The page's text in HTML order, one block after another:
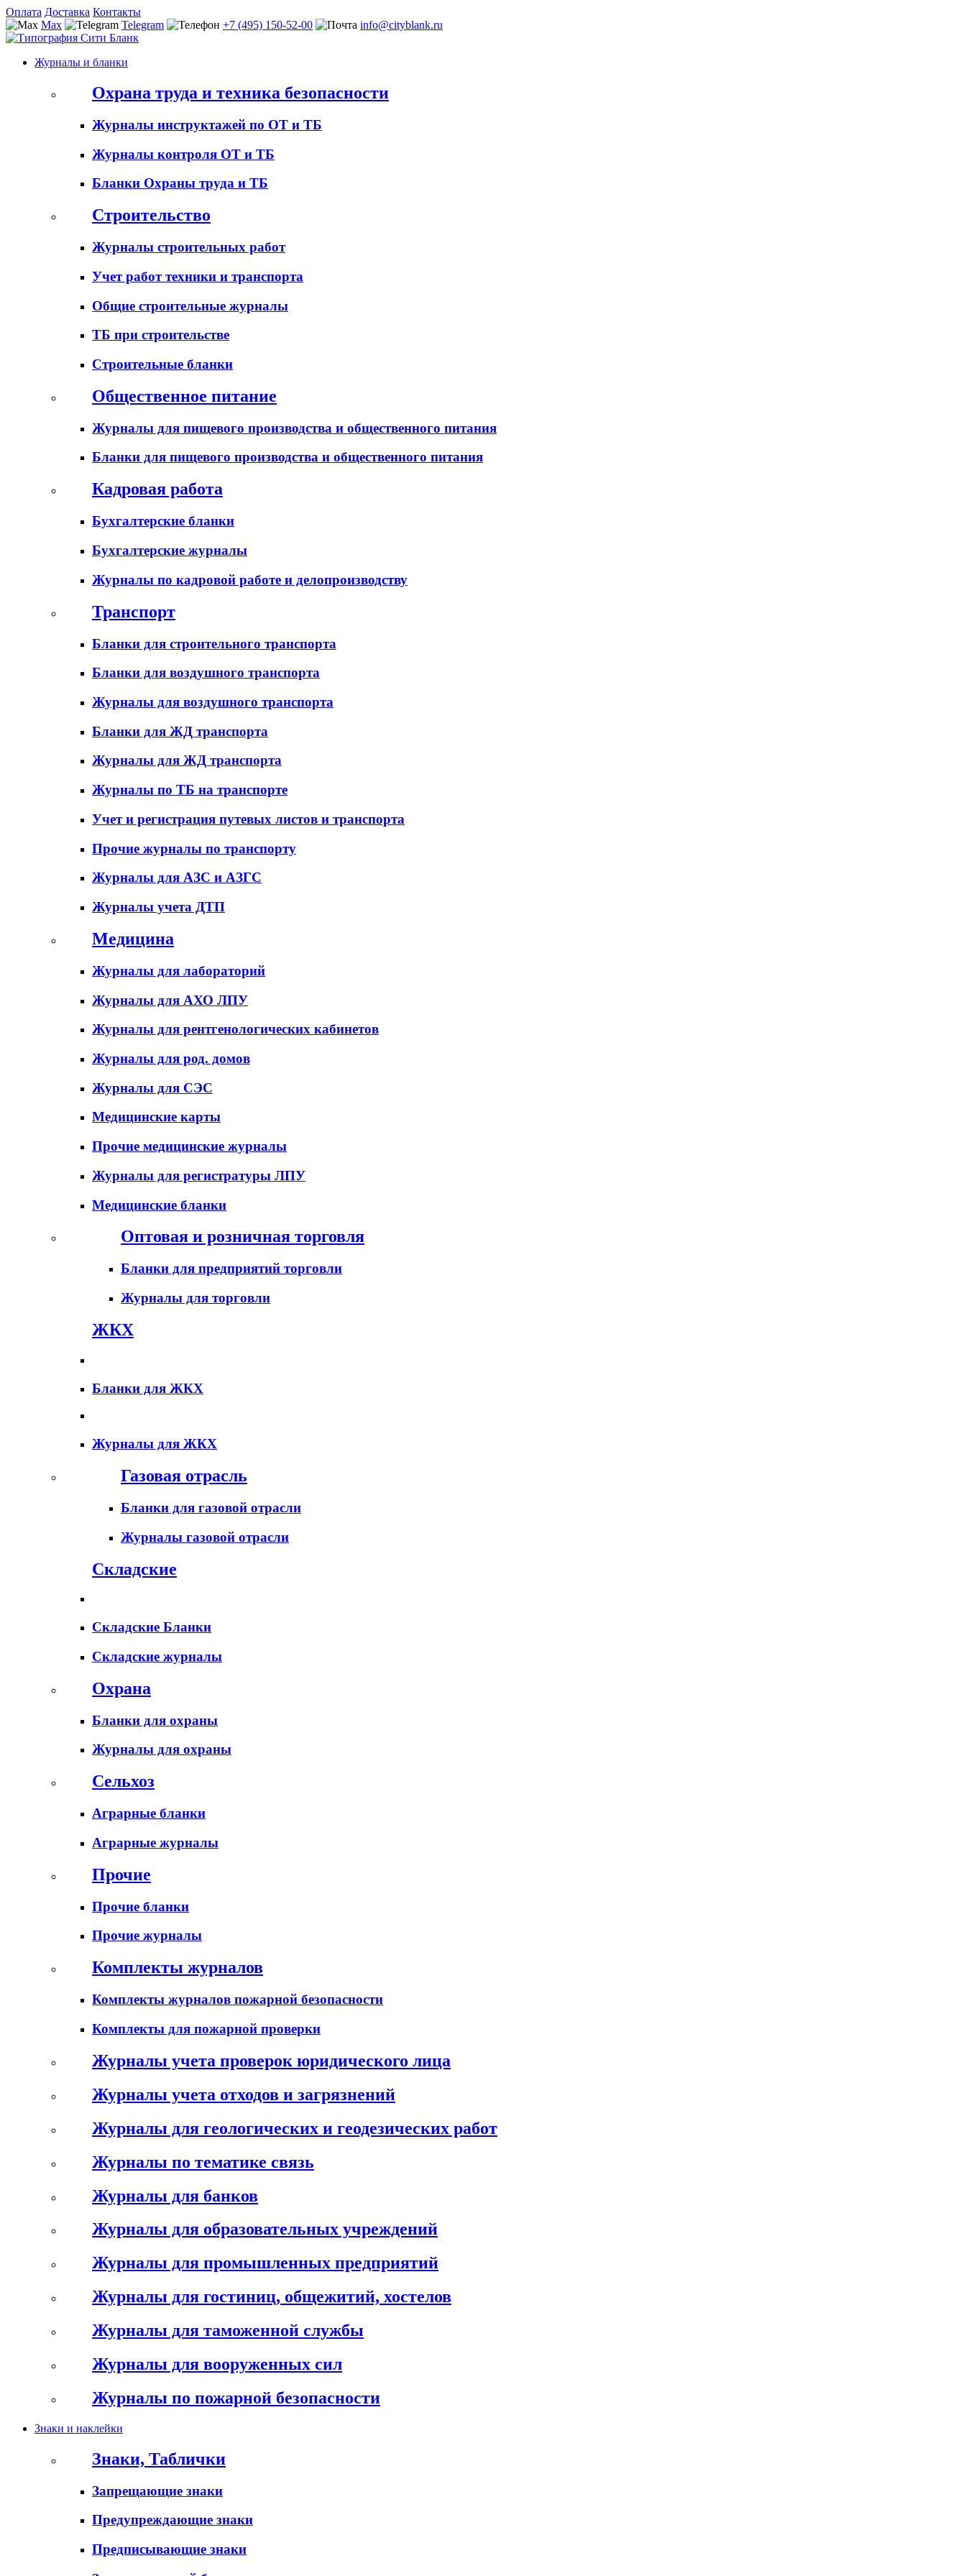
Оплата Доставка Контакты
Max
Telegram +7 (495) 150-52-00 info@cityblank.ru
Журналы и бланки
Охрана труда и техника безопасности
Журналы инструктажей по ОТ и ТБ
Журналы контроля ОТ и ТБ
Бланки Охраны труда и ТБ
Строительство
Журналы строительных работ
Учет работ техники и транспорта
Общие строительные журналы
ТБ при строительстве
Строительные бланки
Общественное питание
Журналы для пищевого производства и общественного питания
Бланки для пищевого производства и общественного питания
Кадровая работа
Бухгалтерские бланки
Бухгалтерские журналы
Журналы по кадровой работе и делопроизводству
Транспорт
Бланки для строительного транспорта
Бланки для воздушного транспорта
Журналы для воздушного транспорта
Бланки для ЖД транспорта
Журналы для ЖД транспорта
Журналы по ТБ на транспорте
Учет и регистрация путевых листов и транспорта
Прочие журналы по транспорту
Журналы для АЗС и АЗГС
Журналы учета ДТП
Медицина
Журналы для лабораторий
Журналы для АХО ЛПУ
Журналы для рентгенологических кабинетов
Журналы для род. домов
Журналы для СЭС
Медицинские карты
Прочие медицинские журналы
Журналы для регистратуры ЛПУ
Медицинские бланки
Оптовая и розничная торговля
Бланки для предприятий торговли
Журналы для торговли
ЖКХ
Бланки для ЖКХ
Журналы для ЖКХ
Газовая отрасль
Бланки для газовой отрасли
Журналы газовой отрасли
Складские
Складские Бланки
Складские журналы
Охрана
Бланки для охраны
Журналы для охраны
Сельхоз
Аграрные бланки
Аграрные журналы
Прочие
Прочие бланки
Прочие журналы
Комплекты журналов
Комплекты журналов пожарной безопасности
Комплекты для пожарной проверки
Журналы учета проверок юридического лица
Журналы учета отходов и загрязнений
Журналы для геологических и геодезических работ
Журналы по тематике связь
Журналы для банков
Журналы для образовательных учреждений
Журналы для промышленных предприятий
Журналы для гостиниц, общежитий, хостелов
Журналы для таможенной службы
Журналы для вооруженных сил
Журналы по пожарной безопасности
Знаки и наклейки
Знаки, Таблички
Запрещающие знаки
Предупреждающие знаки
Предписывающие знаки